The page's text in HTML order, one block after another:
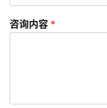
开
发
咨询内容 *